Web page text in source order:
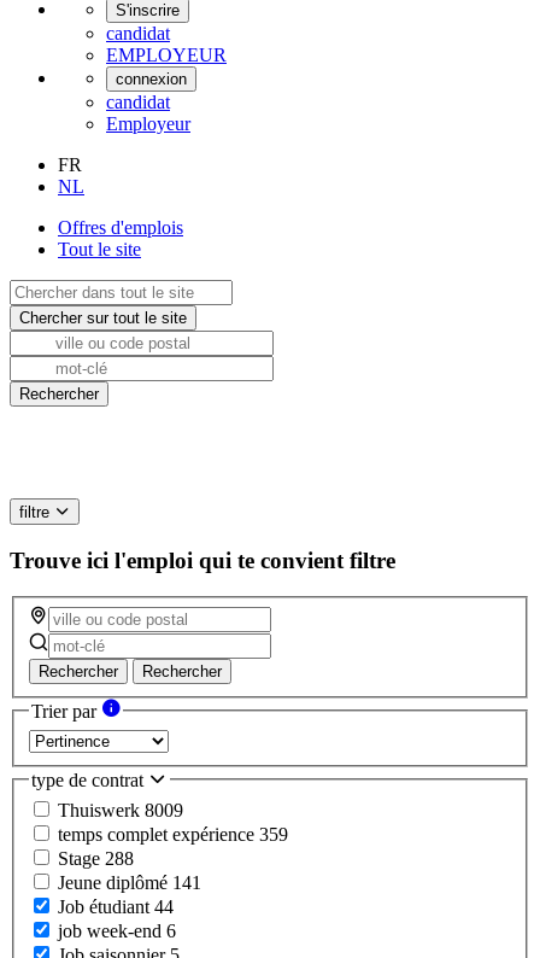
S'inscrire
candidat
EMPLOYEUR
connexion
candidat
Employeur
FR
NL
Offres d'emplois
Tout le site
filtre
Trouve ici l'emploi qui te convient filtre
Rechercher Rechercher
Trier par
type de contrat
Thuiswerk 8009
temps complet expérience 359
Stage 288
Jeune diplômé 141
Job étudiant 44
job week-end 6